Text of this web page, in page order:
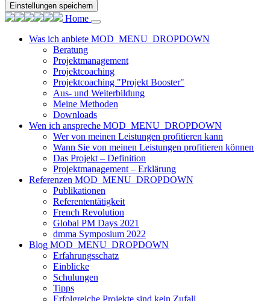
Einstellungen speichern
Home
Was ich anbiete MOD_MENU_DROPDOWN
Beratung
Projektmanagement
Projektcoaching
Projektcoaching "Projekt Booster"
Aus- und Weiterbildung
Meine Methoden
Downloads
Wen ich anspreche MOD_MENU_DROPDOWN
Wer von meinen Leistungen profitieren kann
Wann Sie von meinen Leistungen profitieren können
Das Projekt – Definition
Projektmanagement – Erklärung
Referenzen MOD_MENU_DROPDOWN
Publikationen
Referententätigkeit
French Revolution
Global PM Days 2021
dmma Symposium 2022
Blog MOD_MENU_DROPDOWN
Erfahrungsschatz
Einblicke
Schulungen
Tipps